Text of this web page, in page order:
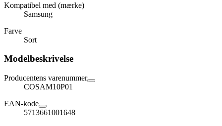
Kompatibel med (mærke)
Samsung
Farve
Sort
Modelbeskrivelse
Producentens varenummer
COSAM10P01
EAN-kode
5713661001648